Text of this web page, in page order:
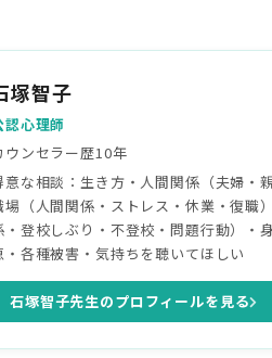
塚智子
認心理師
ウンセラー歴10年
意な相談：生き方・人間関係（夫婦・
場（人間関係・ストレス・休業・復職
・登校しぶり・不登校・問題行動）・
・各種被害・気持ちを聴いてほしい
石塚智子先生のプロフィールを見る